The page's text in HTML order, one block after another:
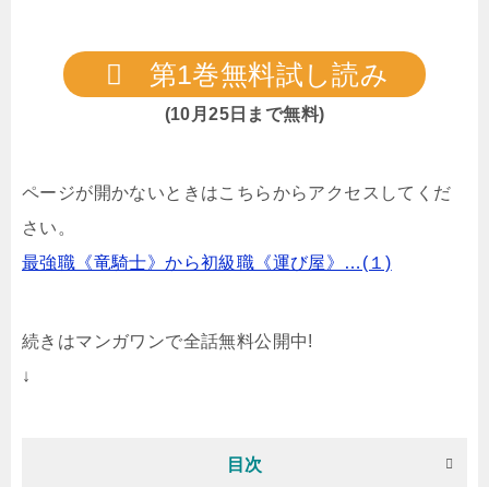
第1巻無料試し読み
(10月25日まで無料)
ページが開かないときはこちらからアクセスしてくだ
さい。
最強職《竜騎士》から初級職《運び屋》…(１)
続きはマンガワンで全話無料公開中!
↓
目次